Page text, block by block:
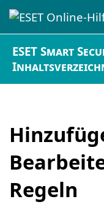
ESET Smart
Regeln